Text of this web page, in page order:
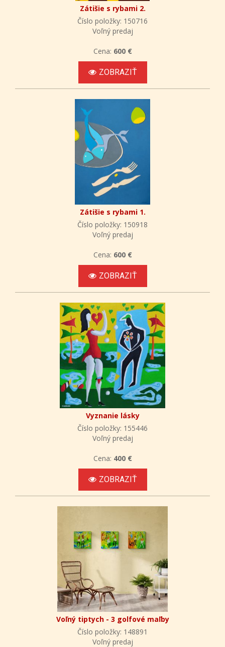
Zátišie s rybami 2.
Číslo položky: 150716
Voľný predaj
Cena: 600 €
ZOBRAZIŤ
Zátišie s rybami 1.
Číslo položky: 150918
Voľný predaj
Cena: 600 €
ZOBRAZIŤ
Vyznanie lásky
Číslo položky: 155446
Voľný predaj
Cena: 400 €
ZOBRAZIŤ
Voľný tiptych - 3 golfové maľby
Číslo položky: 148891
Voľný predaj